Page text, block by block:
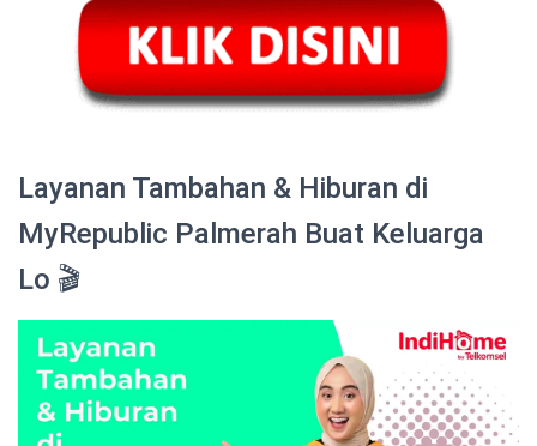
Layanan Tambahan & Hiburan di
MyRepublic Palmerah Buat Keluarga
Lo 🎬